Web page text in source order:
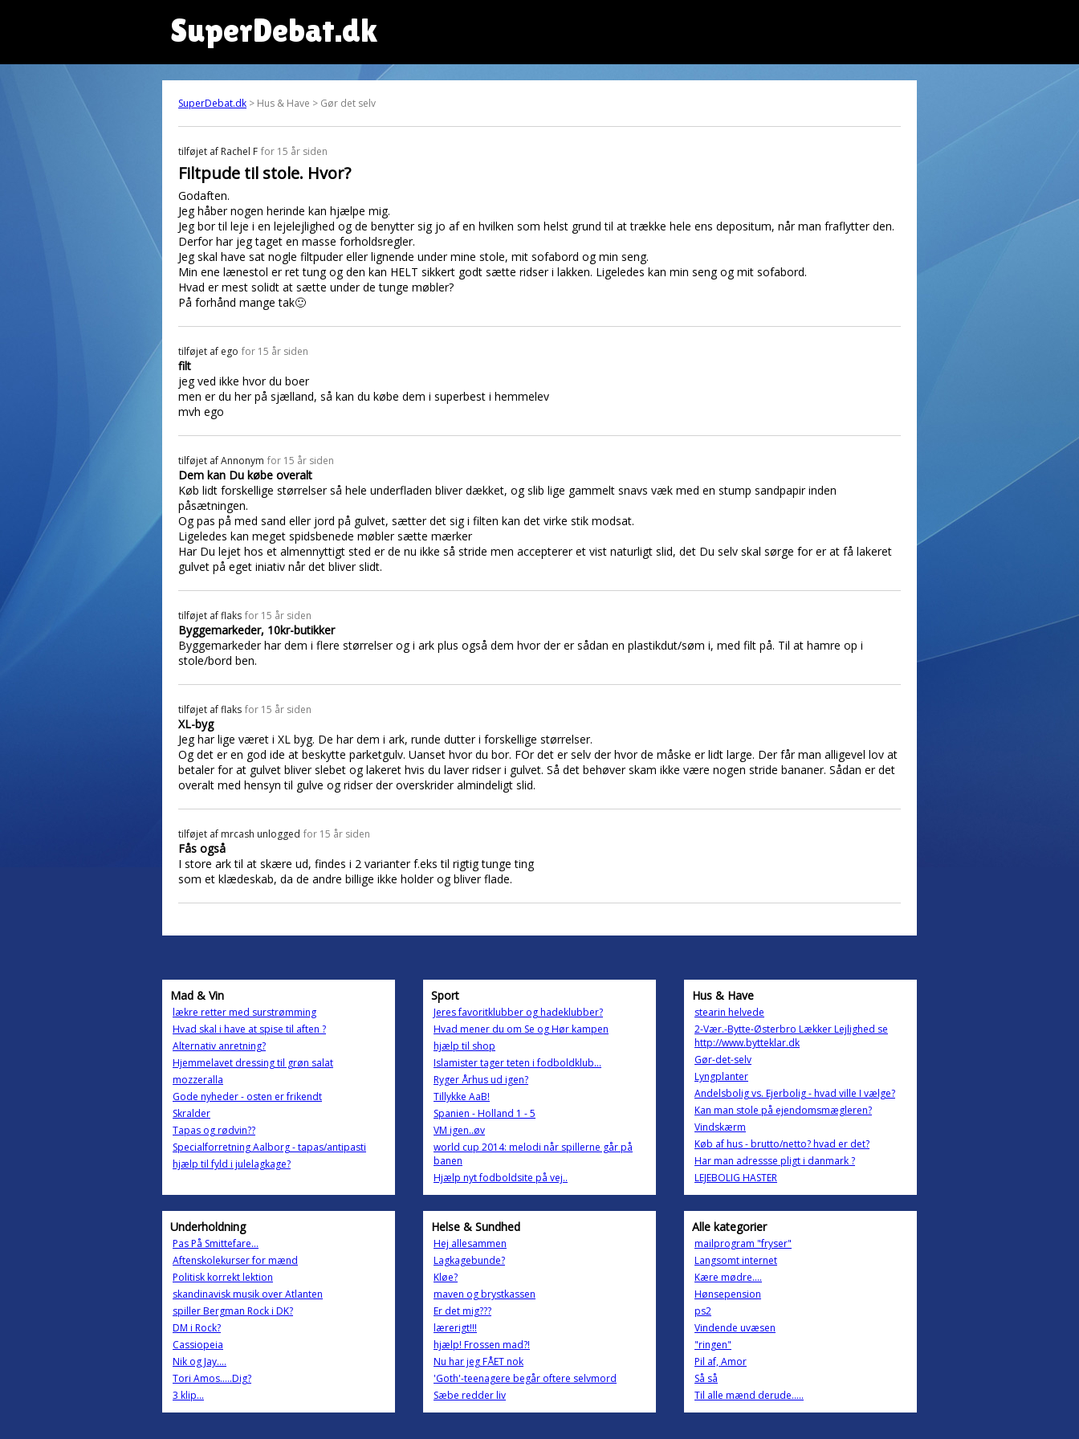
SuperDebat.dk
SuperDebat.dk > Hus & Have > Gør det selv
tilføjet af Rachel F for 15 år siden
Filtpude til stole. Hvor?
Godaften.
Jeg håber nogen herinde kan hjælpe mig.
Jeg bor til leje i en lejelejlighed og de benytter sig jo af en hvilken som helst grund til at trække hele ens depositum, når man fraflytter den.
Derfor har jeg taget en masse forholdsregler.
Jeg skal have sat nogle filtpuder eller lignende under mine stole, mit sofabord og min seng.
Min ene lænestol er ret tung og den kan HELT sikkert godt sætte ridser i lakken. Ligeledes kan min seng og mit sofabord.
Hvad er mest solidt at sætte under de tunge møbler?
På forhånd mange tak🙂
tilføjet af ego for 15 år siden
filt
jeg ved ikke hvor du boer
men er du her på sjælland, så kan du købe dem i superbest i hemmelev
mvh ego
tilføjet afAnnonym for 15 år siden
Dem kan Du købe overalt
Køb lidt forskellige størrelser så hele underfladen bliver dækket, og slib lige gammelt snavs væk med en stump sandpapir inden
påsætningen.
Og pas på med sand eller jord på gulvet, sætter det sig i filten kan det virke stik modsat.
Ligeledes kan meget spidsbenede møbler sætte mærker
Har Du lejet hos et almennyttigt sted er de nu ikke så stride men accepterer et vist naturligt slid, det Du selv skal sørge for er at få lakeret
gulvet på eget iniativ når det bliver slidt.
tilføjet afflaks for 15 år siden
Byggemarkeder, 10kr-butikker
Byggemarkeder har dem i flere størrelser og i ark plus også dem hvor der er sådan en plastikdut/søm i, med filt på. Til at hamre op i
stole/bord ben.
tilføjet afflaks for 15 år siden
XL-byg
Jeg har lige været i XL byg. De har dem i ark, runde dutter i forskellige størrelser.
Og det er en god ide at beskytte parketgulv. Uanset hvor du bor. FOr det er selv der hvor de måske er lidt large. Der får man alligevel lov at
betaler for at gulvet bliver slebet og lakeret hvis du laver ridser i gulvet. Så det behøver skam ikke være nogen stride bananer. Sådan er det
overalt med hensyn til gulve og ridser der overskrider almindeligt slid.
tilføjet af mrcash unlogged for 15 år siden
Fås også
I store ark til at skære ud, findes i 2 varianter f.eks til rigtig tunge ting
som et klædeskab, da de andre billige ikke holder og bliver flade.
Mad & Vin
lækre retter med surstrømming
Hvad skal i have at spise til aften ?
Alternativ anretning?
Hjemmelavet dressing til grøn salat
mozzeralla
Gode nyheder - osten er frikendt
Skralder
Tapas og rødvin??
Specialforretning Aalborg - tapas/antipasti
hjælp til fyld i julelagkage?
Sport
Jeres favoritklubber og hadeklubber?
Hvad mener du om Se og Hør kampen
hjælp til shop
Islamister tager teten i fodboldklub...
Ryger Århus ud igen?
Tillykke AaB!
Spanien - Holland 1 - 5
VM igen..øv
world cup 2014: melodi når spillerne går på
banen
Hjælp nyt fodboldsite på vej..
Hus & Have
stearin helvede
2-Vær.-Bytte-Østerbro Lækker Lejlighed se
http://www.bytteklar.dk
Gør-det-selv
Lyngplanter
Andelsbolig vs. Ejerbolig - hvad ville I vælge?
Kan man stole på ejendomsmægleren?
Vindskærm
Køb af hus - brutto/netto? hvad er det?
Har man adressse pligt i danmark ?
LEJEBOLIG HASTER
Underholdning
Pas På Smittefare...
Aftenskolekurser for mænd
Politisk korrekt lektion
skandinavisk musik over Atlanten
spiller Bergman Rock i DK?
DM i Rock?
Cassiopeia
Nik og Jay....
Tori Amos.....Dig?
3 klip...
Helse & Sundhed
Hej allesammen
Lagkagebunde?
Kløe?
maven og brystkassen
Er det mig???
lærerigt!!!
hjælp! Frossen mad?!
Nu har jeg FÅET nok
'Goth'-teenagere begår oftere selvmord
Sæbe redder liv
Alle kategorier
mailprogram "fryser"
Langsomt internet
Kære mødre....
Hønsepension
ps2
Vindende uvæsen
"ringen"
Pil af, Amor
Så så
Til alle mænd derude.....